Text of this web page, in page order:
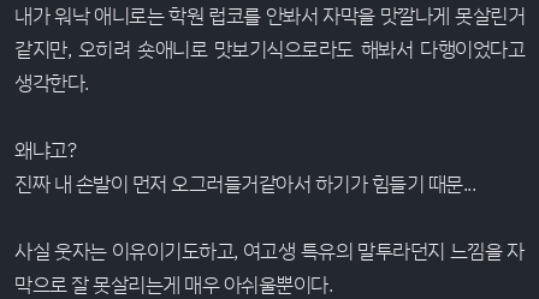
내가 워낙 애니로는 학원 럽코를 안봐서 자막을 맛깔나게 못살린거
같지만, 오히려 숏애니로 맛보기식으로라도 해봐서 다행이었다고
생각한다.
왜냐고?
진짜 내 손발이 먼저 오그러들거같아서 하기가 힘들기 때문...
사실 웃자는 이유이기도하고, 여고생 특유의 말투라던지 느낌을 자
막으로 잘 못살리는게 매우 아쉬울뿐이다.